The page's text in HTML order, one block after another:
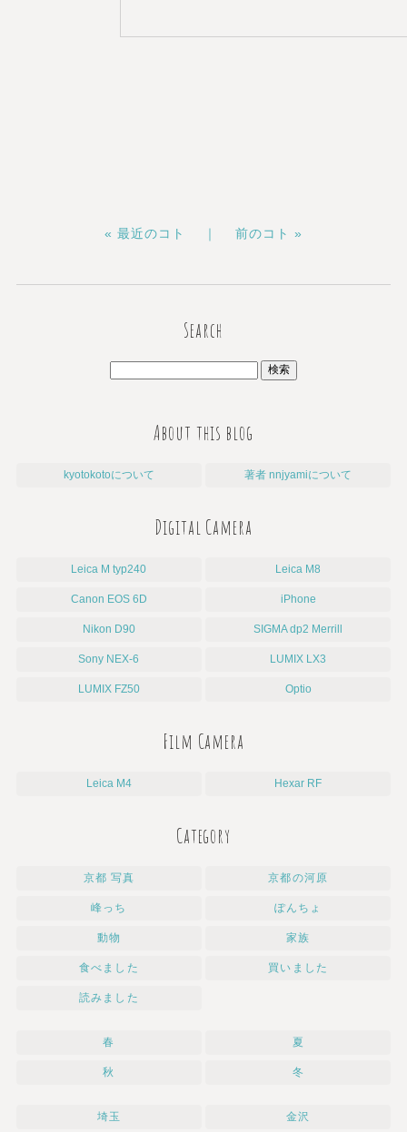
« 最近のコト ｜ 前のコト »
Search
About this blog
kyotokotoについて 著者 nnjyamiについて
Digital Camera
Leica M typ240 Leica M8
Canon EOS 6D iPhone
Nikon D90 SIGMA dp2 Merrill
Sony NEX-6 LUMIX LX3
LUMIX FZ50 Optio
Film Camera
Leica M4 Hexar RF
Category
京都 写真 京都の河原
峰っち ぽんちょ
動物 家族
食べました 買いました
読みました
春 夏
秋 冬
埼玉 金沢